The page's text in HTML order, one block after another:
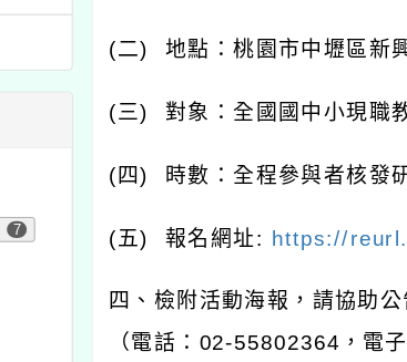
7
(二) 地點：桃園市中壢區新
(三) 對象：全國國中小現職
( 四) 時數：全程參與者核發
(五) 報名網址: https://
四、檢附活動海報，請協助
（電話： 02-55802364 ，電